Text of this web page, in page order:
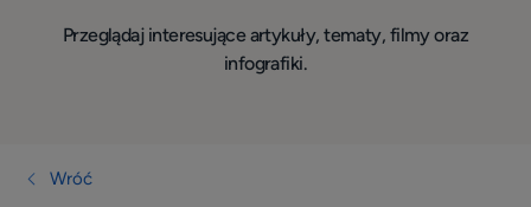
Przeglądaj interesujące artykuły, tematy, filmy oraz
infografiki.
Wizerunek
Dla lekarza
Wróć